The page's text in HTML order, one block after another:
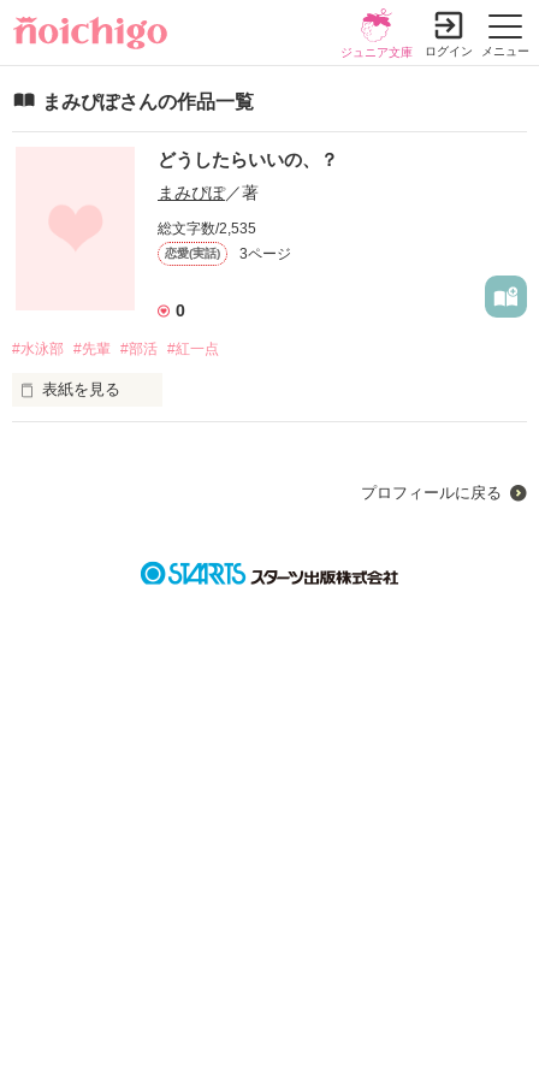
メニュー
ジュニア文庫 ログイン
まみぴぽさんの作品一覧
どうしたらいいの、？
まみぴぽ／著
総文字数/2,535
恋愛(実話) 3ページ
0
#水泳部 #先輩 #部活 #紅一点
表紙を見る
プロフィールに戻る